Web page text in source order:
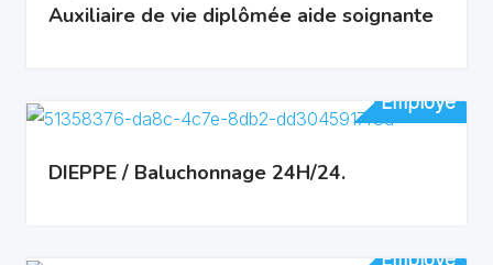
Auxiliaire de vie diplômée aide soignante
Employé
Employé
DIEPPE / Baluchonnage 24H/24.
Employé
Employé